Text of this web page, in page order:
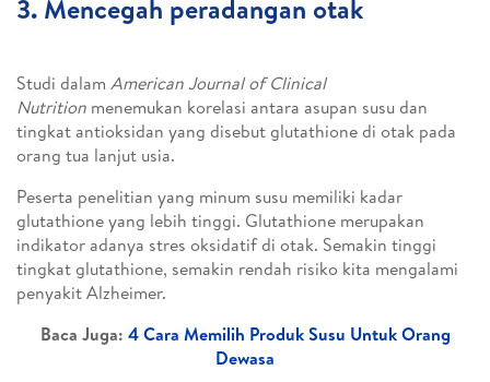
3. Mencegah peradangan otak
Studi dalam American Journal of Clinical
Nutrition menemukan korelasi antara asupan susu dan
tingkat antioksidan yang disebut glutathione di otak pada
orang tua lanjut usia.
Peserta penelitian yang minum susu memiliki kadar
glutathione yang lebih tinggi. Glutathione merupakan
indikator adanya stres oksidatif di otak. Semakin tinggi
tingkat glutathione, semakin rendah risiko kita mengalami
penyakit Alzheimer.
Baca Juga: 4 Cara Memilih Produk Susu Untuk Orang
Dewasa